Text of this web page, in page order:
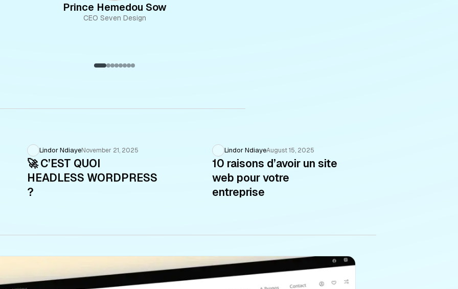
Prince Hemedou Sow
CEO Seven Design
Lindor NdiayeNovember 21, 2025
🚀 C’EST QUOI
HEADLESS WORDPRESS
?
Lindor NdiayeAugust 15, 2025
10 raisons d’avoir un site
web pour votre
entreprise